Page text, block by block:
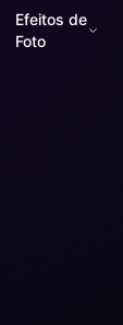
Efeitos de
Foto